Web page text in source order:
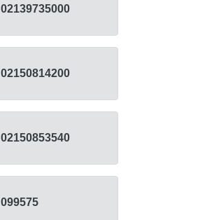
02139735000
02150814200
02150853540
099575